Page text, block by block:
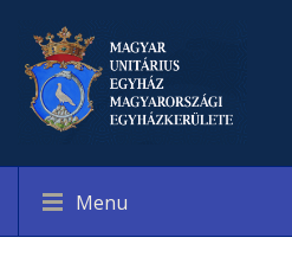
Menu